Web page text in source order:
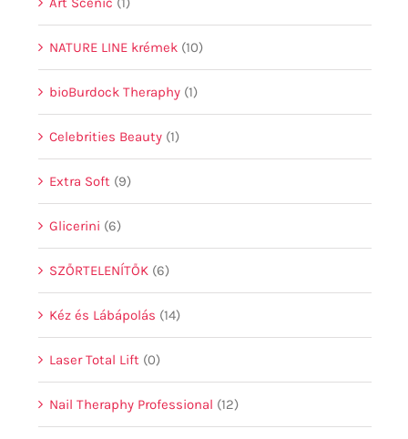
NATURE LINE krémek (10)
bioBurdock Theraphy (1)
Celebrities Beauty (1)
Extra Soft (9)
Glicerini (6)
SZŐRTELENÍTŐK (6)
Kéz és Lábápolás (14)
Laser Total Lift (0)
Nail Theraphy Professional (12)